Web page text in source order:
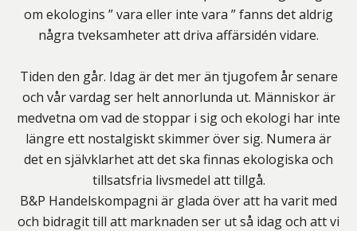
om ekologins ” vara eller inte vara ” fanns det aldrig
några tveksamheter att driva affärsidén vidare.
Tiden den går. Idag är det mer än tjugofem år senare
och vår vardag ser helt annorlunda ut. Människor är
medvetna om vad de stoppar i sig och ekologi har inte
längre ett nostalgiskt skimmer över sig. Numera är
det en självklarhet att det ska finnas ekologiska och
tillsatsfria livsmedel att tillgå.
B&P Handelskompagni är glada över att ha varit med
och bidragit till att marknaden ser ut så idag och att vi